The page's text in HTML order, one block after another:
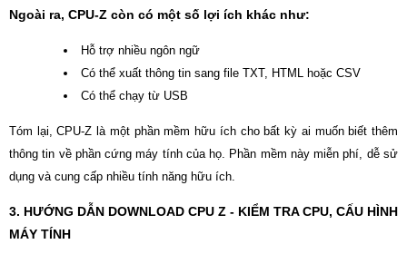
Ngoài ra, CPU-Z còn có một số lợi ích khác như:
Hỗ trợ nhiều ngôn ngữ
Có thể xuất thông tin sang file TXT, HTML hoặc CSV
Có thể chạy từ USB
Tóm lại, CPU-Z là một phần mềm hữu ích cho bất kỳ ai muốn biết thêm
thông tin về phần cứng máy tính của họ. Phần mềm này miễn phí, dễ sử
dụng và cung cấp nhiều tính năng hữu ích.
3. HƯỚNG DẪN DOWNLOAD CPU Z - KIỂM TRA CPU, CẤU HÌNH
MÁY TÍNH